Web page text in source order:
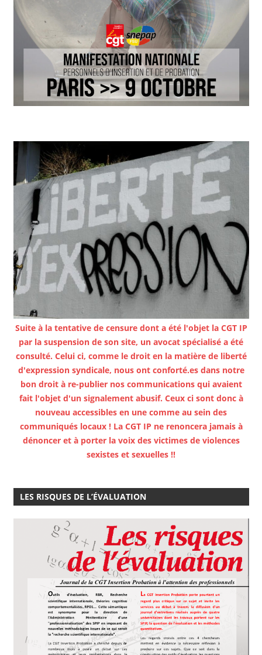
Suite à la tentative de censure dont a été l'objet la CGT IP
par la suspension de son site, un avocat spécialisé a été
consulté. Celui ci, comme le droit en la matière de liberté
d'expression syndicale, nous ont conforté.es dans notre
bon droit à re-publier nos communications qui avaient
fait l'objet d'un signalement abusif. Ceux ci sont donc à
nouveau accessibles en une comme au sein des
communiqués locaux ! La CGT IP ne renoncera jamais à
dénoncer et à porter la voix des victimes de violences
sexistes et sexuelles !!
LES RISQUES DE L’ÉVALUATION